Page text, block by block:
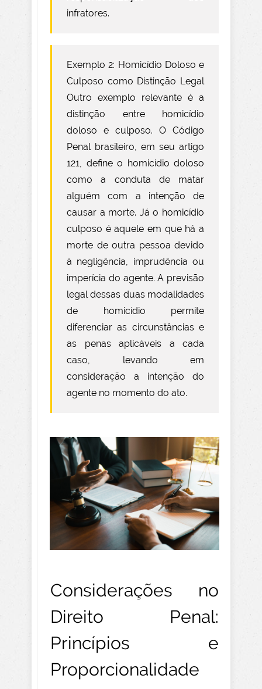
infratores.
Exemplo 2: Homicídio Doloso e
Culposo como Distinção Legal
Outro exemplo relevante é a
distinção entre homicídio
doloso e culposo. O Código
Penal brasileiro, em seu artigo
121, define o homicídio doloso
como a conduta de matar
alguém com a intenção de
causar a morte. Já o homicídio
culposo é aquele em que há a
morte de outra pessoa devido
à negligência, imprudência ou
imperícia do agente. A previsão
legal dessas duas modalidades
de homicídio permite
diferenciar as circunstâncias e
as penas aplicáveis a cada
caso, levando em
consideração a intenção do
agente no momento do ato.
Considerações no
Direito Penal:
Princípios e
Proporcionalidade